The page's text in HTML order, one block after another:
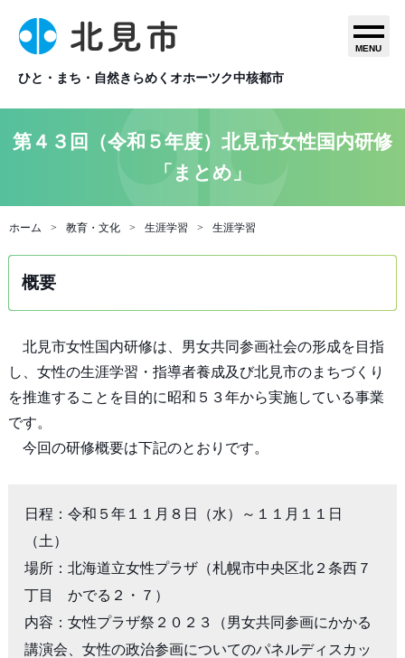
ひと・まち・自然きらめくオホーツク中核都市
MENU
第４３回（令和５年度）北見市女性国内研修
「まとめ」
ホーム 教育・文化 生涯学習 生涯学習
概要
北見市女性国内研修は、男女共同参画社会の形成を目指
し、女性の生涯学習・指導者養成及び北見市のまちづくり
を推進することを目的に昭和５３年から実施している事業
です。
今回の研修概要は下記のとおりです。
日程：令和５年１１月８日（水）～１１月１１日
（土）
場所：北海道立女性プラザ（札幌市中央区北２条西７
丁目　かでる２・７）
内容：女性プラザ祭２０２３（男女共同参画にかかる
講演会、女性の政治参画についてのパネルディスカッ